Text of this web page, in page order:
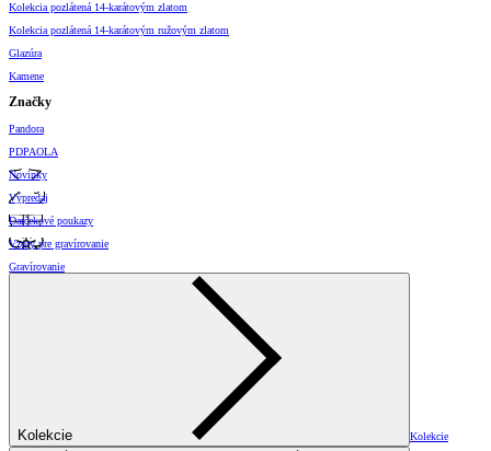
Kolekcia pozlátená 14-karátovým zlatom
Kolekcia pozlátená 14-karátovým ružovým zlatom
Glazúra
Kamene
Značky
Pandora
PDPAOLA
Novinky
Výpredaj
Darčekové poukazy
Vzory pre gravírovanie
Gravírovanie
Kolekcie Kolekcie